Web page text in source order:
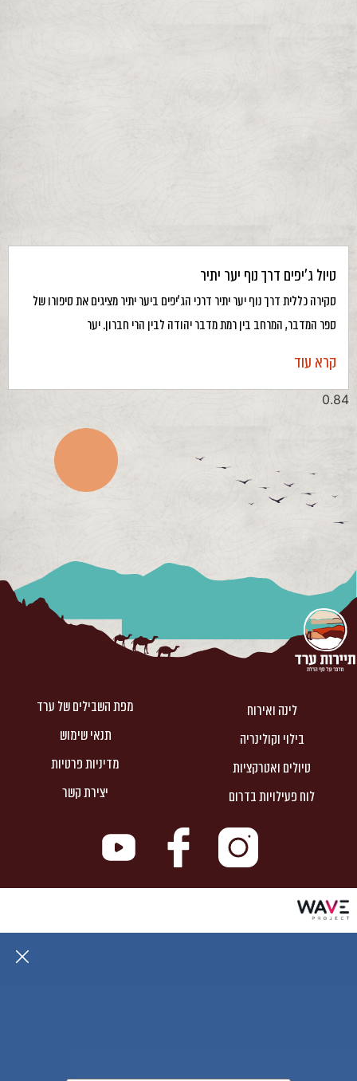
טיול ג’יפים דרך נוף יער יתיר
סקירה כללית דרך נוף יער יתיר דרכי הג’יפים ביער יתיר מציגים את סיפורו של
ספר המדבר, המרחב בין רמת מדבר יהודה לבין הרי חברון. יער
קרא עוד
לינה ואירוח
בילוי וקולינריה
טיולים ואטרקציות
לוח פעילויות בדרום
מפת השבילים של ערד
תנאי שימוש
מדיניות פרטיות
יצירת קשר